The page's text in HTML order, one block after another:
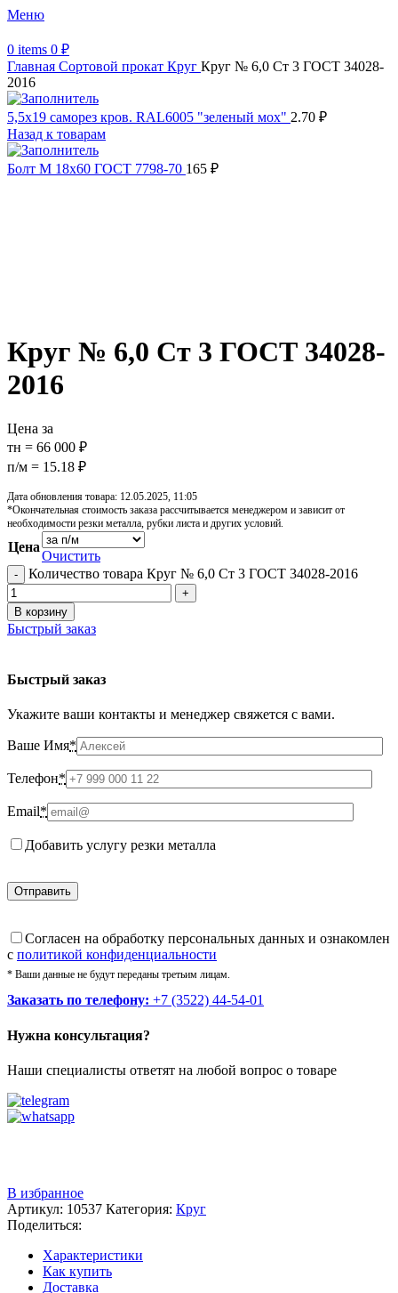
Меню
0 items 0 ₽
Главная Сортовой прокат Круг Круг № 6,0 Ст 3 ГОСТ 34028-
2016
5,5х19 cаморез кров. RAL6005 "зеленый мох" 2.70 ₽
Назад к товарам
Болт М 18х60 ГОСТ 7798-70 165 ₽
Круг № 6,0 Ст 3 ГОСТ 34028-
2016
Цена за
тн = 66 000 ₽
п/м = 15.18 ₽
Дата обновления товара: 12.05.2025, 11:05
*Окончательная стоимость заказа рассчитывается менеджером и зависит от
необходимости резки металла, рубки листа и других условий.
Цена
Очистить
Количество товара Круг № 6,0 Ст 3 ГОСТ 34028-2016
В корзину
Быстрый заказ
Быстрый заказ
Укажите ваши контакты и менеджер свяжется с вами.
Ваше Имя*
Телефон*
Email*
Добавить услугу резки металла
Cогласен на обработку персональных данных и ознакомлен
с политикой конфиденциальности
* Ваши данные не будут переданы третьим лицам.
Заказать по телефону: +7 (3522) 44-54-01
Нужна консультация?
Наши специалисты ответят на любой вопрос о товаре
В избранное
Артикул: 10537 Категория: Круг
Поделиться:
Характеристики
Как купить
Доставка